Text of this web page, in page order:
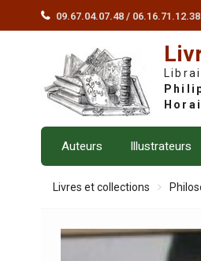
09.67.04.07.48 / 06.16.71.12.38
Auteurs Illustrateurs
Livres et collections